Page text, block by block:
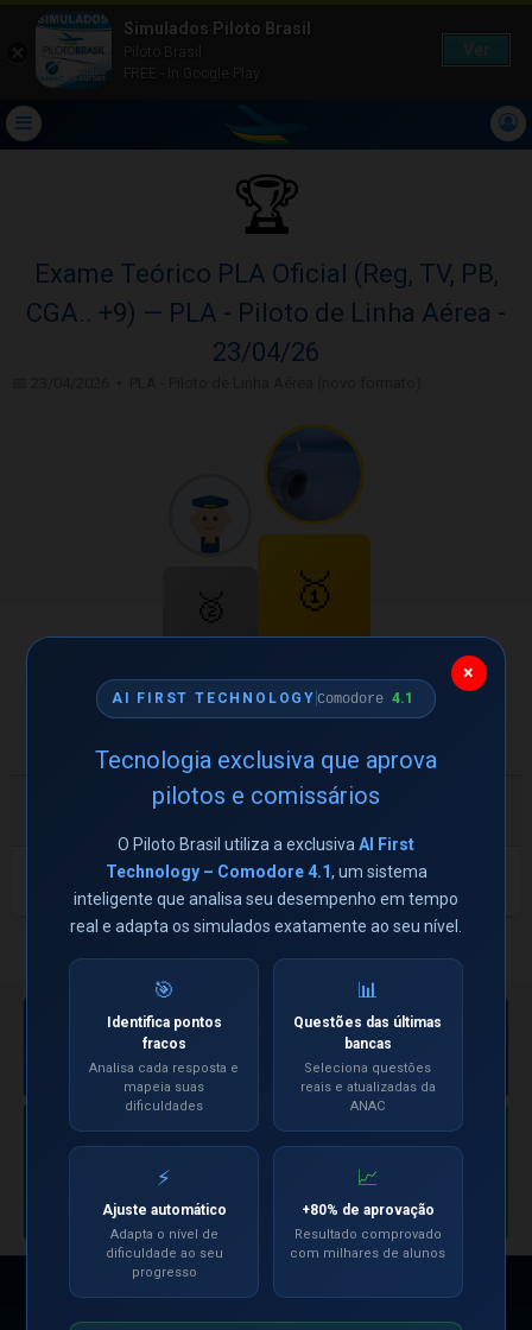
🏆
Exame Teórico PLA Oficial (Reg, TV, PB,
CGA.. +9) — PLA - Piloto de Linha Aérea -
23/04/26
🥈
67/20
🥇
67/20
Aluno Acertos
Carlos augusto gomes
Leonardo Telles dos
Santos
67/20
← Ver todos os torneios
ESPAÇO PUBLICITÁRIO
Sua marca aqui —
exclusiva, sem
concorrentes.
+169 mil aviadores. 1 único anunciante
por posição.
Ver oportunidade →
CANAL OFICIAL
Siga nosso Canal
Entrar no Canal
×
AI FIRST TECHNOLOGY Comodore4.1
Tecnologia exclusiva que aprova
pilotos e comissários
O Piloto Brasil utiliza a exclusiva AI First
Technology – Comodore 4.1, um sistema
inteligente que analisa seu desempenho em tempo
real e adapta os simulados exatamente ao seu nível.
🎯
Identifica pontos
fracos
Analisa cada resposta e
mapeia suas
dificuldades
📊
Questões das últimas
bancas
Seleciona questões
reais e atualizadas da
ANAC
⚡
Ajuste automático
Adapta o nível de
dificuldade ao seu
progresso
📈
+80% de aprovação
Resultado comprovado
com milhares de alunos
Simulados Piloto Brasil
Piloto Brasil
FREE - In Google Play